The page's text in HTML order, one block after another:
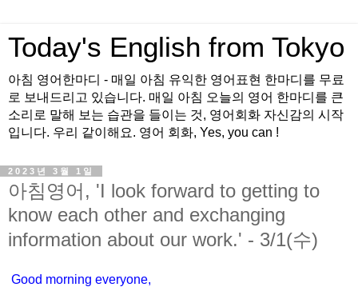
Today's English from Tokyo
아침 영어한마디 - 매일 아침 유익한 영어표현 한마디를 무료
로 보내드리고 있습니다. 매일 아침 오늘의 영어 한마디를 큰
소리로 말해 보는 습관을 들이는 것, 영어회화 자신감의 시작
입니다. 우리 같이해요. 영어 회화, Yes, you can !
2023년 3월 1일
아침영어, 'I look forward to getting to
know each other and exchanging
information about our work.' - 3/1(수)
Good morning everyone,